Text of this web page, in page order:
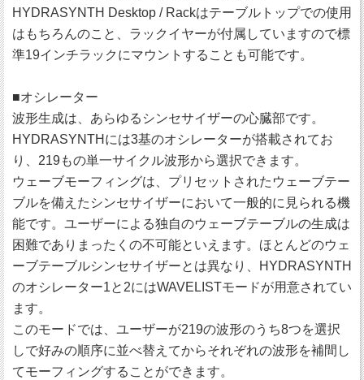
HYDRASYNTH Desktop / Rackはテーブルトップでの使用
はもちろんのこと、ラックイヤーが付属していますので標
準19インチラックにマウントすることも可能です。
■オシレーター
波形生成は、あらゆるシンセサイザーの心臓部です。
HYDRASYNTHには3基のオシレーターが搭載されてお
り、219もの単一サイクル波形から選択できます。
ウェーブモーフィングは、プリセットされたウェーブテー
ブルを備えたシンセサイザーにおいて一般的に見られる機
能です。ユーザーによる独自のウェーブテーブルの生成は
困難でありまったくの不可能といえます。ほとんどのウェ
ーブテーブルシンセサイザーとは異なり、HYDRASYNTH
のオシレーター1と2にはWAVELISTモードが用意されてい
ます。
このモードでは、ユーザーが219の波形のうち8つを選択
しで好みの順序に並べ替えてからそれぞれの波形を補間し
てモーフィングすることができます。